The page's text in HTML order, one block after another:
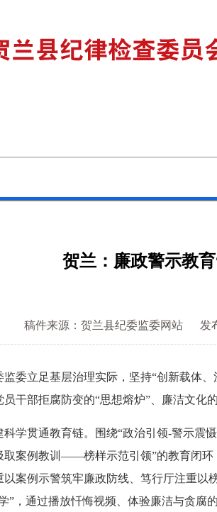
贺兰：廉政警示教
稿件来源：贺兰县纪委监委网站 发
立足基层治理实际，坚持“创新载体、
干部拒腐防变的“思想熔炉”、廉洁文化
贯通教育链。围绕“政治引领-警示震慑
例教训——榜样示范引领”的教育闭环，
案例示警筑牢廉政防线、笃行厅注重以
”，通过播放忏悔视频、体验廉洁与贪